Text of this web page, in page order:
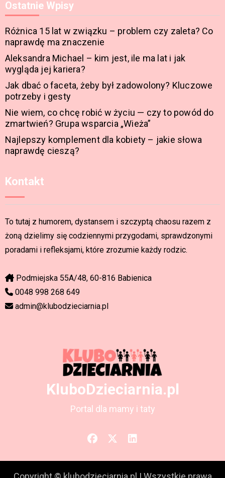
Ostatnie Wpisy
Różnica 15 lat w związku – problem czy zaleta? Co
naprawdę ma znaczenie
Aleksandra Michael – kim jest, ile ma lat i jak
wygląda jej kariera?
Jak dbać o faceta, żeby był zadowolony? Kluczowe
potrzeby i gesty
Nie wiem, co chcę robić w życiu — czy to powód do
zmartwień? Grupa wsparcia „Wieża”
Najlepszy komplement dla kobiety – jakie słowa
naprawdę cieszą?
Kontakt
To tutaj z humorem, dystansem i szczyptą chaosu razem z
żoną dzielimy się codziennymi przygodami, sprawdzonymi
poradami i refleksjami, które zrozumie każdy rodzic.
Podmiejska 55A/48, 60-816 Babienica
0048 998 268 649
admin@klubodzieciarnia.pl
KluboDzieciarnia.pl
Portal dla mamy i taty